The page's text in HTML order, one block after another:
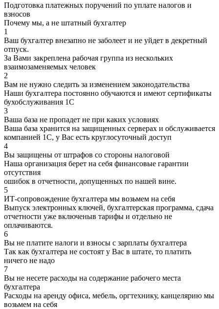
Подготовка платежных поручений по уплате налогов и
взносов
Почему мы, а не штатный бухгалтер
1
Ваш бухгалтер внезапно не заболеет и не уйдет в декретный
отпуск.
За Вами закреплена рабочая группа из нескольких
взаимозаменяемых человек
2
Вам не нужно следить за изменением законодательства
Наши бухгалтера постоянно обучаются и имеют сертификаты
бухобслуживания 1С
3
Ваша база не пропадет не при каких условиях
Ваша база хранится на защищенных серверах и обслуживается
компанией 1С, у Вас есть круглосуточный доступ
4
Вы защищены от штрафов со стороны налоговой
Наша организация берет на себя финансовые гарантии
отсутствия
ошибок в отчетности, допущенных по нашей вине.
5
ИТ-сопровождение бухгалтера мы возьмем на себя
Выпуск электронных ключей, бухгалтерская программа, сдача
отчетности уже включеныв тарифы и отдельно не
оплачиваются.
6
Вы не платите налоги и взносы с зарплаты бухгалтера
Так как бухгалтера не состоят у Вас в штате, то платить
ничего не надо
7
Вы не несете расходы на содержание рабочего места
бухгалтера
Расходы на аренду офиса, мебель, оргтехнику, канцелярию мы
возьмем на себя